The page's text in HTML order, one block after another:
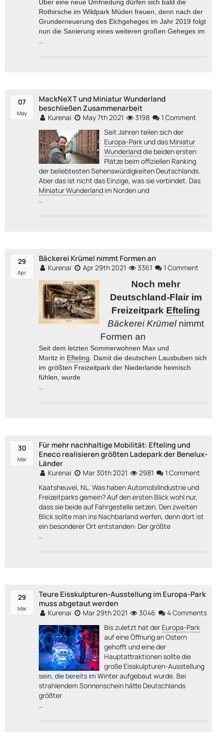
Über eine neue Umfriedung dürfen sich bald die
Rothirsche im Wildpark Müden freuen, denn nach der
Grunderneuerung des Elchgeheges im Jahr 2019 folgt
nun die Sanierung eines weiteren großen Geheges im
…
07
May
MackNeXT und Miniatur Wunderland
beschließen Zusammenarbeit
Kurenai May 7th 2021 3198
1 Comment
Seit Jahren teilen sich der
Europa-Parkund das Miniatur
Wunderlanddie beiden ersten
Plätze beim offiziellen Ranking
der beliebtesten Sehenswürdigkeiten Deutschlands.
Aber das ist nicht das Einzige, was sie verbindet. Das
Miniatur Wunderland im Norden und
…
29
Apr
Bäckerei Krümel nimmt Formen an
Kurenai Apr 29th 2021 3361 1 Comment
Noch mehr
Deutschland-Flair im
Freizeitpark Efteling
Bäckerei Krümel nimmt
Formen an
Seit dem letzten Sommerwohnen Max und
Moritz in Efteling Damit die deutschen Lausbuben sich
im größten Freizeitpark der Niederlande heimisch
fühlen, wurde
…
30
Mar
​Für mehr nachhaltige Mobilität: Efteling und
Eneco realisieren größten Ladepark der Benelux-
Länder
Kurenai Mar 30th 2021 2981
1 Comment
Kaatsheuvel, NL. Was haben Automobilindustrie und
Freizeitparks gemein? Auf den ersten Blick wohl nur,
dass sie beide auf Fahrgestelle setzen. Den zweiten
Blick sollte man ins Nachbarland werfen, denn dort ist
ein besonderer Ort entstanden: Der größte
…
29
Mar
Teure Eisskulpturen-Ausstellung im Europa-Park
muss abgetaut werden
Kurenai Mar 29th 2021 3046
4 Comments
Bis zuletzt hat der Europa-Park
auf eine Öffnung an Ostern
gehofft und eine der
Hauptattraktionen sollte die
große Eisskulpturen-Ausstellung
sein, die bereits im Winter aufgebaut wurde. Bei
strahlendem Sonnenschein hätte Deutschlands
größter
…